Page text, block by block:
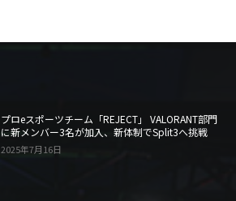
プロeスポーツチーム「REJECT」 VALORANT部門
に新メンバー3名が加入、新体制でSplit3へ挑戦
2025年7月16日